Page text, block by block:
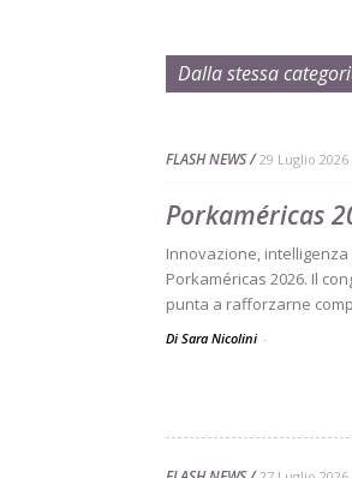
Dalla stessa
FLASH NEWS 29 Luglio 2026
Porkaméricas
Innovazione,
Porkaméricas 2026. Il
punta a rafforzarne
Di Sara Nicolini -